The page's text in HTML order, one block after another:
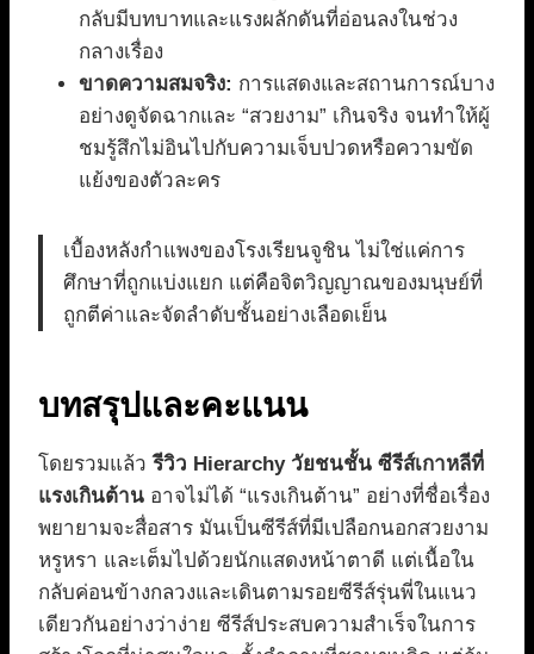
กลับมีบทบาทและแรงผลักดันที่อ่อนลงในช่วง
กลางเรื่อง
ขาดความสมจริง: การแสดงและสถานการณ์บาง
อย่างดูจัดฉากและ “สวยงาม” เกินจริง จนทำให้ผู้
ชมรู้สึกไม่อินไปกับความเจ็บปวดหรือความขัด
แย้งของตัวละคร
เบื้องหลังกำแพงของโรงเรียนจูชิน ไม่ใช่แค่การ
ศึกษาที่ถูกแบ่งแยก แต่คือจิตวิญญาณของมนุษย์ที่
ถูกตีค่าและจัดลำดับชั้นอย่างเลือดเย็น
บทสรุปและคะแนน
โดยรวมแล้วรีวิว Hierarchy วัยชนชั้น ซีรีส์เกาหลีที่
แรงเกินต้าน อาจไม่ได้ “แรงเกินต้าน” อย่างที่ชื่อเรื่อง
พยายามจะสื่อสาร มันเป็นซีรีส์ที่มีเปลือกนอกสวยงาม
หรูหรา และเต็มไปด้วยนักแสดงหน้าตาดี แต่เนื้อใน
กลับค่อนข้างกลวงและเดินตามรอยซีรีส์รุ่นพี่ในแนว
เดียวกันอย่างว่าง่าย ซีรีส์ประสบความสำเร็จในการ